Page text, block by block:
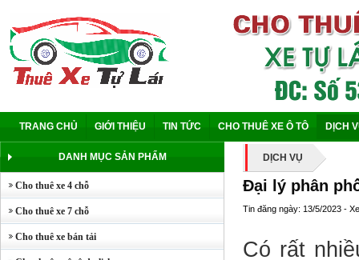
TRANG CHỦ GIỚI THIỆU TIN TỨC CHO THUÊ XE Ô TÔ DỊCH
DANH MỤC SẢN PHẨM
Cho thuê xe 4 chỗ
Cho thuê xe 7 chỗ
Cho thuê xe bán tải
DỊCH VỤ
Đại lý phân
Tin đăng ngày: 13/5/2023 -
Có rất